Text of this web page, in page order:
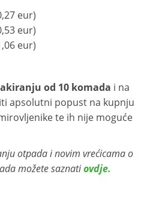
eur)
eur)
eur)
od 10 komada i na
apsolutni popust na kupnju
te ih nije moguće
otpada i novim vrećicama o
možete saznatiovdje.